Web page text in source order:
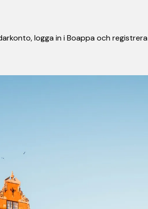
logga in i Boappa och registrera